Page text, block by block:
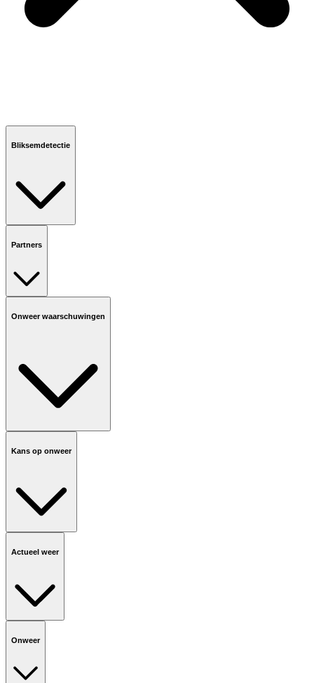
Bliksemdetectie
Partners
Onweer waarschuwingen
Kans op onweer
Actueel weer
Onweer